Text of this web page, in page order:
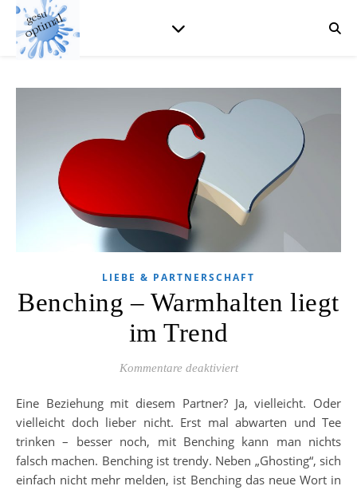
LIEBE & PARTNERSCHAFT
Benching – Warmhalten liegt
im Trend
Kommentare deaktiviertfür Benching –
Eine Beziehung mit diesem Partner? Ja, vielleicht. Oder
vielleicht doch lieber nicht. Erst mal abwarten und Tee
trinken – besser noch, mit Benching kann man nichts
falsch machen. Benching ist trendy. Neben „Ghosting“, sich
einfach nicht mehr melden, ist Benching das neue Wort in